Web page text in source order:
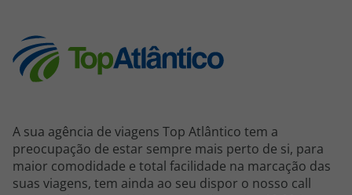
A sua agência de viagens Top Atlântico tem a
preocupação de estar sempre mais perto de si, para
maior comodidade e total facilidade na marcação das
suas viagens, tem ainda ao seu dispor o nosso call